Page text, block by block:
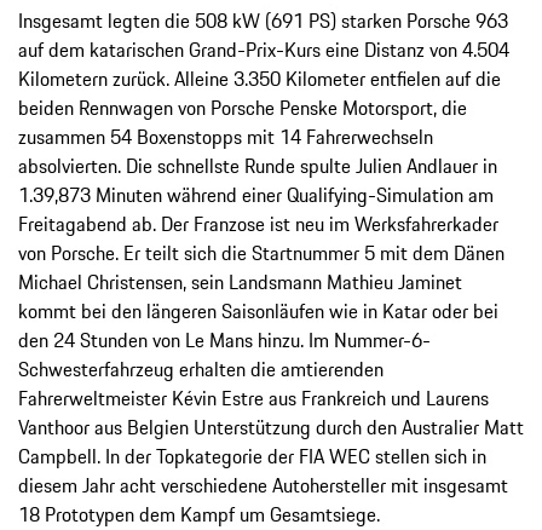
Insgesamt legten die 508 kW (691 PS) starken Porsche 963
auf dem katarischen Grand-Prix-Kurs eine Distanz von 4.504
Kilometern zurück. Alleine 3.350 Kilometer entfielen auf die
beiden Rennwagen von Porsche Penske Motorsport, die
zusammen 54 Boxenstopps mit 14 Fahrerwechseln
absolvierten. Die schnellste Runde spulte Julien Andlauer in
1.39,873 Minuten während einer Qualifying-Simulation am
Freitagabend ab. Der Franzose ist neu im Werksfahrerkader
von Porsche. Er teilt sich die Startnummer 5 mit dem Dänen
Michael Christensen, sein Landsmann Mathieu Jaminet
kommt bei den längeren Saisonläufen wie in Katar oder bei
den 24 Stunden von Le Mans hinzu. Im Nummer-6-
Schwesterfahrzeug erhalten die amtierenden
Fahrerweltmeister Kévin Estre aus Frankreich und Laurens
Vanthoor aus Belgien Unterstützung durch den Australier Matt
Campbell. In der Topkategorie der FIA WEC stellen sich in
diesem Jahr acht verschiedene Autohersteller mit insgesamt
18 Prototypen dem Kampf um Gesamtsiege.